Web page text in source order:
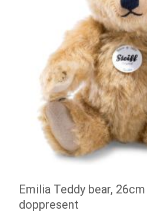
Emilia Teddy bear,
doppresent